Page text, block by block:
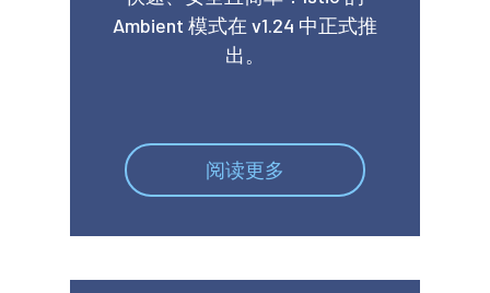
Ambient 模式在 v1.24 中正式推
出。
阅读更多